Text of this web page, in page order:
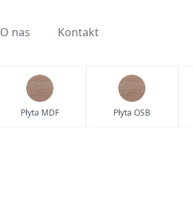
O nas Kontakt
Płyta MDF Płyta OSB